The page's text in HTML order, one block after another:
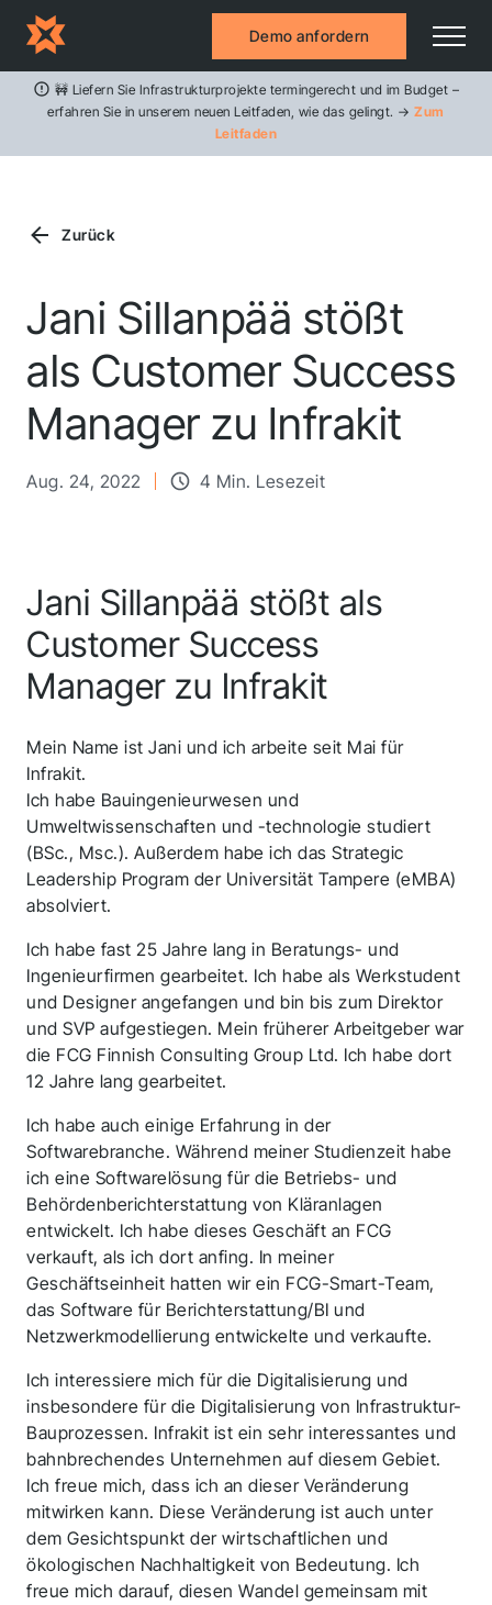
🚧 Liefern Sie Infrastrukturprojekte termingerecht und im Budget –
erfahren Sie in unserem neuen Leitfaden, wie das gelingt. →Zum
Leitfaden
Demo anfordern
Zurück
Jani Sillanpää stößt
als Customer Success
Manager zu Infrakit
Aug. 24, 2022 4 Min. Lesezeit
Jani Sillanpää stößt als
Customer Success
Manager zu Infrakit
Mein Name ist Jani und ich arbeite seit Mai für
Infrakit.
Ich habe Bauingenieurwesen und
Umweltwissenschaften und -technologie studiert
(BSc., Msc.). Außerdem habe ich das Strategic
Leadership Program der Universität Tampere (eMBA)
absolviert.
Ich habe fast 25 Jahre lang in Beratungs- und
Ingenieurfirmen gearbeitet. Ich habe als Werkstudent
und Designer angefangen und bin bis zum Direktor
und SVP aufgestiegen. Mein früherer Arbeitgeber war
die FCG Finnish Consulting Group Ltd. Ich habe dort
12 Jahre lang gearbeitet.
Ich habe auch einige Erfahrung in der
Softwarebranche. Während meiner Studienzeit habe
ich eine Softwarelösung für die Betriebs- und
Behördenberichterstattung von Kläranlagen
entwickelt. Ich habe dieses Geschäft an FCG
verkauft, als ich dort anfing. In meiner
Geschäftseinheit hatten wir ein FCG-Smart-Team,
das Software für Berichterstattung/BI und
Netzwerkmodellierung entwickelte und verkaufte.
Ich interessiere mich für die Digitalisierung und
insbesondere für die Digitalisierung von Infrastruktur-
Bauprozessen. Infrakit ist ein sehr interessantes und
bahnbrechendes Unternehmen auf diesem Gebiet.
Ich freue mich, dass ich an dieser Veränderung
mitwirken kann. Diese Veränderung ist auch unter
dem Gesichtspunkt der wirtschaftlichen und
ökologischen Nachhaltigkeit von Bedeutung. Ich
freue mich darauf, diesen Wandel gemeinsam mit